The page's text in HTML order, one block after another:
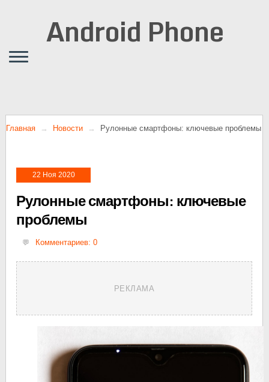
Android Phone
Главная Новости Рулонные смартфоны: ключевые проблемы
22 Ноя 2020
Рулонные смартфоны: ключевые
проблемы
Комментариев: 0
РЕКЛАМА